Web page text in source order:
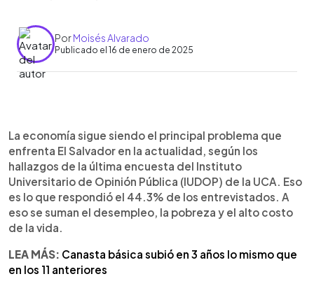
PorMoisés Alvarado
Publicado el 16 de enero de 2025
Escuchar artículo
La economía sigue siendo el principal problema que
enfrenta El Salvador en la actualidad, según los
hallazgos de la última encuesta del Instituto
Universitario de Opinión Pública (IUDOP) de la UCA. Eso
es lo que respondió el 44.3% de los entrevistados. A
eso se suman el desempleo, la pobreza y el alto costo
de la vida.
LEA MÁS: Canasta básica subió en 3 años lo mismo que
en los 11 anteriores